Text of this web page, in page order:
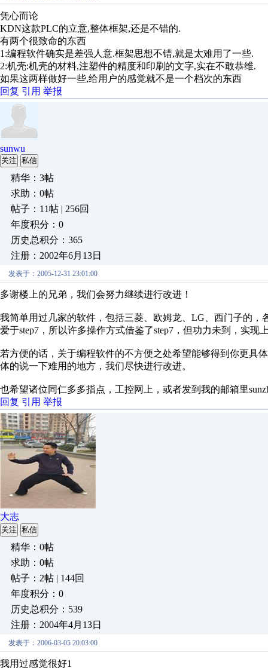
凭心而论
KDN这款PLC的立意,整体框架,还是不错的.
有两个很致命的东西
1:编程软件确实是差强人意.框架思想不错,就是太难用了一些.
2:机壳:机壳的材料,注塑件的精度和印刷的文字,实在不敢恭维.
如果这两样做好一些,给用户的感觉就不是一个档次的东西
回复 引用 举报
sunwu
关注 私信
精华：3帖
求助：0帖
帖子：11帖 | 256回
年度积分：0
历史总积分：365
注册：2002年6月13日
发表于：2005-12-31 23:01:00
多谢楼上的兄弟，我们会努力继续进行改进！
我简单用过几家的软件，包括三菱、欧姆龙、LG、西门子的
爱于step7，所以许多操作方式借鉴了step7，但功力未到，实现
若方便的话，关于编程软件的不方便之处希望能够得到你更具
体的说一下难用的地方，我们尽快进行改进。
也希望诸位同仁多多指点，工控网上，或者发到我的邮箱里
回复 引用 举报
大志
关注 私信
精华：0帖
求助：0帖
帖子：2帖 | 144回
年度积分：0
历史总积分：539
注册：2004年4月13日
发表于：2006-03-05 20:03:00
我用过感觉很好1